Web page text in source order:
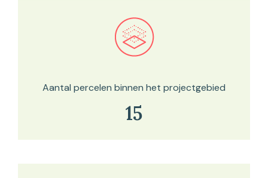
Bekijk in onze kaartviewer
Aantal percelen binnen het projectgebied
15